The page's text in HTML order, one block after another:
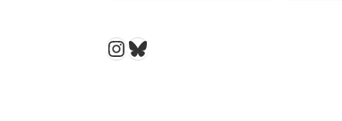
Instagram
Bluesky